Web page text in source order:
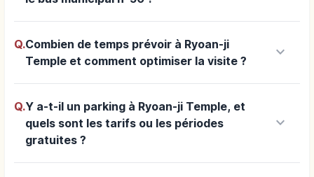
Q.Combien de temps prévoir à Ryoan-ji
Temple et comment optimiser la visite ?
keyboard_arrow_down
Q.Y a-t-il un parking à Ryoan-ji Temple, et
quels sont les tarifs ou les périodes
gratuites ?
keyboard_arrow_down